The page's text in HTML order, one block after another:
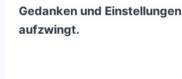
Gedanken und Einstellungen
aufzwingt.